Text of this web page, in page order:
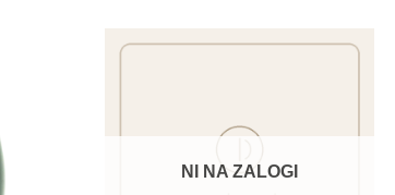
NI NA ZALOGI